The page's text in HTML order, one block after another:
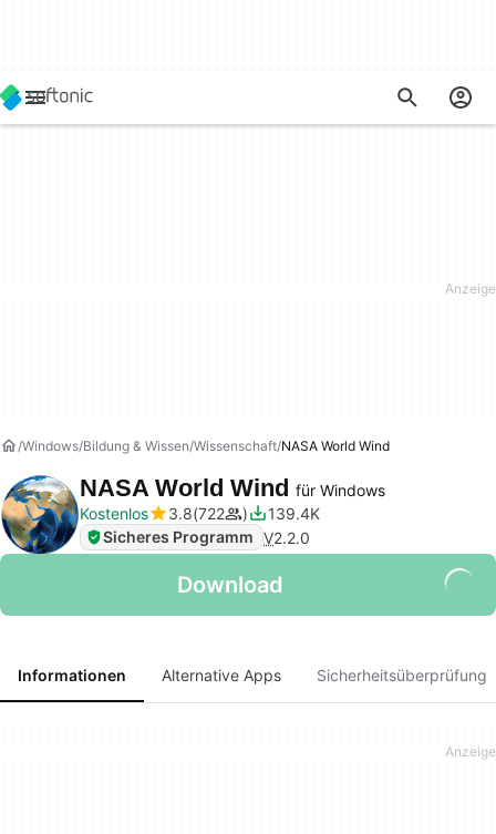
Windows Bildung & Wissen Wissenschaft NASA World Wind
NASA World Wind für Windows
Kostenlos
3.8 722
139.4K
Sicheres Programm V2.2.0
Download
Informationen Alternative Apps Sicherheitsüberprüfung